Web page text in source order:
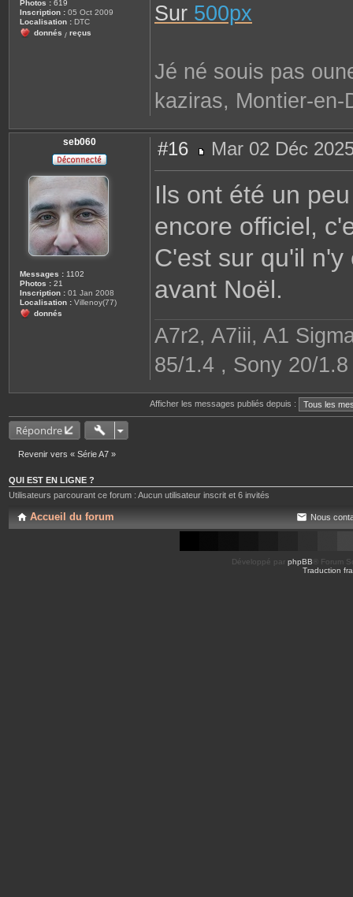
Photos : 619
Inscription : 05 Oct 2009
Localisation : DTC
donnés / reçus
Sur 500px
Jé né souis pas
kaziras, Montier-en-
seb060
Messages : 1102
Photos : 21
Inscription : 01 Jan 2008
Localisation : Villenoy(77)
donnés
#16
e
Mar 02 Déc
Ils ont été un
encore officiel,
C'est sur qu'il
avant Noël.
A7r2, A7iii, A1
85/1.4 , Sony 20/
Afficher les messages publiés depuis :
Répondre
Revenir vers « Série A7 »
QUI EST EN LIGNE ?
Utilisateurs parcourant ce forum : Aucun utilisateur inscrit et 6 invités
Accueil du forum Nous
Développé par phpBB ® Forum
Traduction